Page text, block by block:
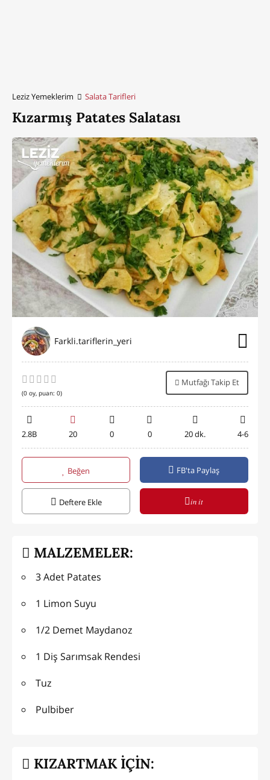
Leziz Yemeklerim Salata Tarifleri
Kızarmış Patates Salatası
Farkli.tariflerin_yeri
(0 oy, puan: 0)
Mutfağı Takip Et
2.8B 20 0 0 20 dk. 4-6
Beğen FB'ta Paylaş
Deftere Ekle in it
MALZEMELER:
3 Adet Patates
1 Limon Suyu
1/2 Demet Maydanoz
1 Diş Sarımsak Rendesi
Tuz
Pulbiber
KIZARTMAK İÇİN: